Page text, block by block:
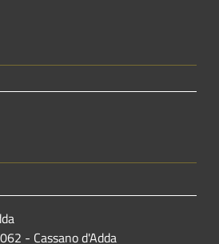
- Cassano d'Adda